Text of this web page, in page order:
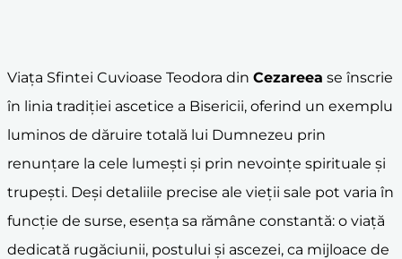
Viața Sfintei Cuvioase Teodora din Cezareea se înscrie
în linia tradiției ascetice a Bisericii, oferind un exemplu
luminos de dăruire totală lui Dumnezeu prin
renunțare la cele lumești și prin nevoințe spirituale și
trupești. Deși detaliile precise ale vieții sale pot varia în
funcție de surse, esența sa rămâne constantă: o viață
dedicată rugăciunii, postului și ascezei, ca mijloace de